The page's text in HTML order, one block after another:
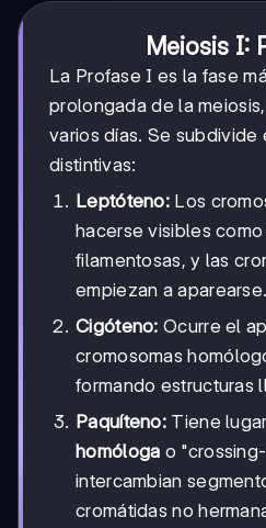
Meiosis I:
La Profase I es la fase
prolongada de la
varios días. Se subdivide
distintivas:
Leptóteno: Los
hacerse visibles
filamentosas, y las
empiezan a aparearse.
Cigóteno: Ocurre el
cromosomas
formando estructuras
Paquíteno: Tiene
homóloga o
intercambian
cromátidas no